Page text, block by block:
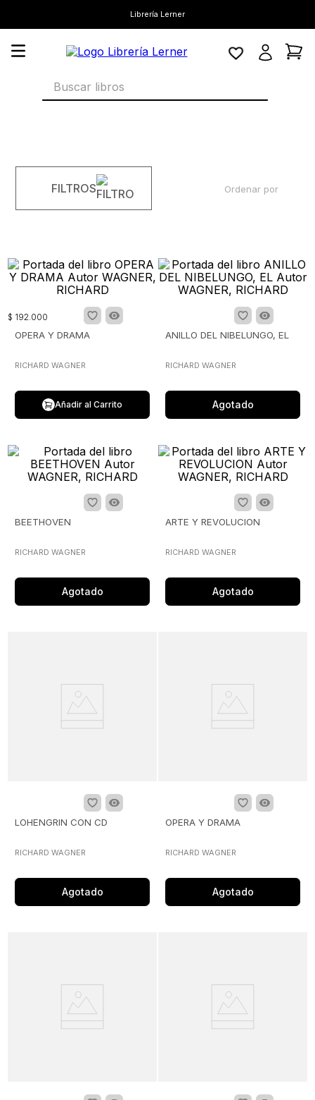
Librería Lerner
Buscar libros
FILTROS Ordenar por
$ 192.000
OPERA Y DRAMA
RICHARD WAGNER
Añadir al Carrito
ANILLO DEL NIBELUNGO, EL
RICHARD WAGNER
Agotado
BEETHOVEN
RICHARD WAGNER
Agotado
ARTE Y REVOLUCION
RICHARD WAGNER
Agotado
LOHENGRIN CON CD
RICHARD WAGNER
Agotado
OPERA Y DRAMA
RICHARD WAGNER
Agotado